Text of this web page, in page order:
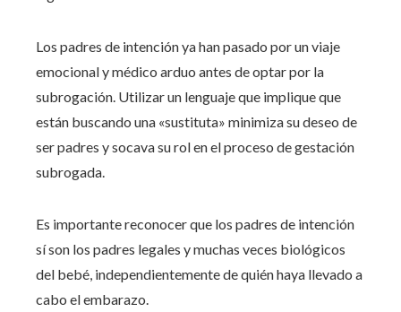
Los padres de intención ya han pasado por un viaje
emocional y médico arduo antes de optar por la
subrogación. Utilizar un lenguaje que implique que
están buscando una «sustituta» minimiza su deseo de
ser padres y socava su rol en el proceso de gestación
subrogada.
Es importante reconocer que los padres de intención
sí son los padres legales y muchas veces biológicos
del bebé, independientemente de quién haya llevado a
cabo el embarazo.